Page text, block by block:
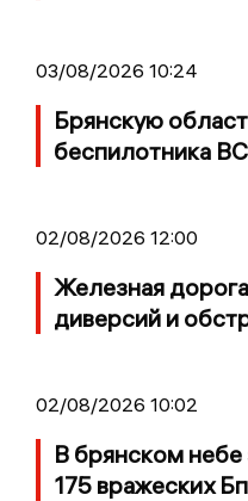
03/08/2026 10:24
Брянскую
беспилотника
02/08/2026 12:00
Железная
диверсий и
02/08/2026 10:02
В брянском небе
175 вражеских